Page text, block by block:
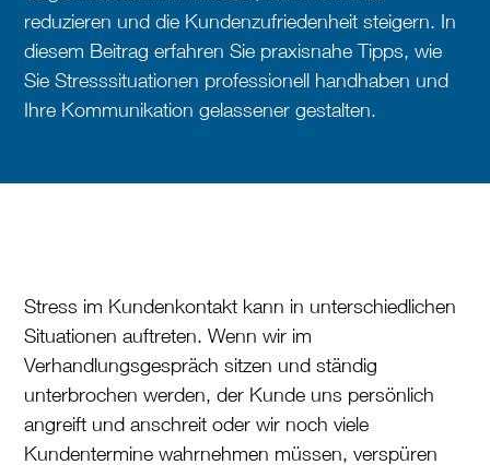
reduzieren und die Kundenzufriedenheit steigern. In
diesem Beitrag erfahren Sie praxisnahe Tipps, wie
Sie Stresssituationen professionell handhaben und
Ihre Kommunikation gelassener gestalten.
Stress im Kundenkontakt kann in unterschiedlichen
Situationen auftreten. Wenn wir im
Verhandlungsgespräch sitzen und ständig
unterbrochen werden, der Kunde uns persönlich
angreift und anschreit oder wir noch viele
Kundentermine wahrnehmen müssen, verspüren